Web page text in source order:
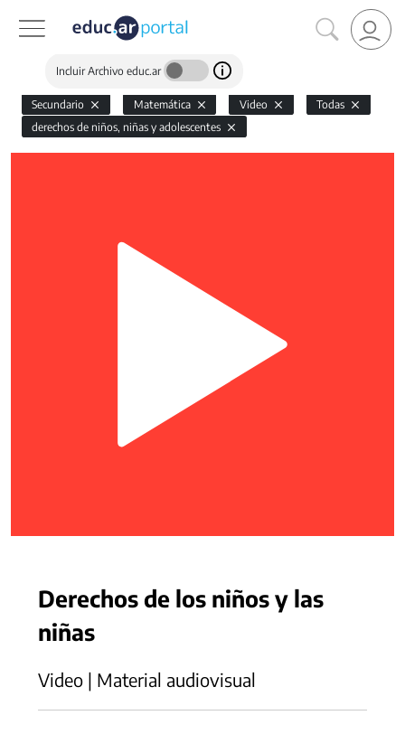
Incluir Archivo educ.ar
Secundario Matemática Video
Todas
derechos de niños, niñas y adolescentes
Derechos de los niños y las
niñas
Video | Material audiovisual